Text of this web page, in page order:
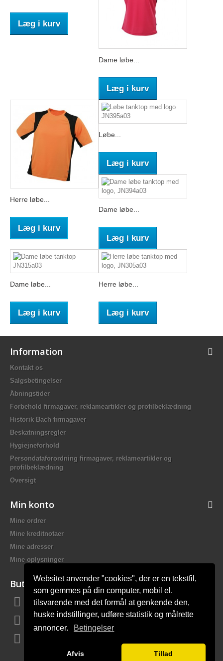
Websitet anvender "cookies", der er en tekstfil,
som gemmes på din computer, mobil el.
tilsvarende med det formål at genkende den,
huske indstillinger, udføre statistik og målrette
annoncer.
Betingelser
Afvis Tillad
Læg i kurv
Dame løbe...
Læg i kurv
Herre løbe...
Læg i kurv
Løbe...
Læg i kurv
Dame løbe...
Læg i kurv
Dame løbe...
Læg i kurv
Herre løbe...
Læg i kurv
Information
Kontakt os
Salgsbetingelser
Åbningstider
Forbehold firmagaver, reklameartikler og profilbeklædning
Historik Bach firmagaver
Beskatningsregler
Hygiejneforhold
Persondataforordning firmagaver, reklameartikler og
profilbeklædning
Oversigt
Min konto
Mine ordrer
Mine kreditnotaer
Mine adresser
Mine oplysninger
Butiksinformation
Bach Promotion, Trafikskolevej 2 7400 Herning Danmark